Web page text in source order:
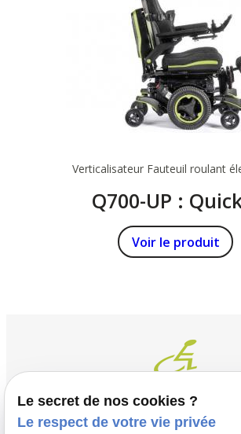
Verticalisateur Fauteuil roulant
Q700-UP :
Voir le produit
Le secret de nos cookies ?
Le respect de votre vie privée